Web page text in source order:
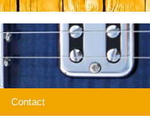
Contact